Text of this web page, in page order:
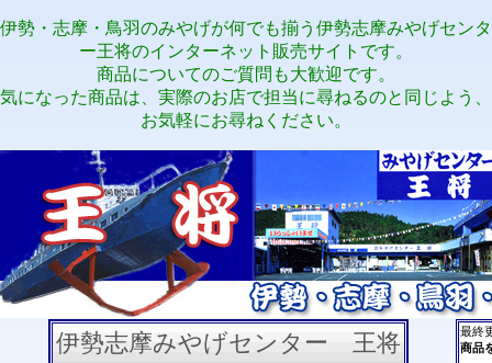
伊勢・志摩・鳥羽のみやげが何でも揃う伊勢志摩みやげセンタ
ー王将のインターネット販売サイトです。
商品についてのご質問も大歓迎です。
気になった商品は、実際のお店で担当に尋ねるのと同じよう、
お気軽にお尋ねください。
伊勢志摩みやげセンター 王将